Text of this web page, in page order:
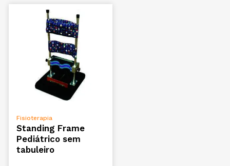
VER OPÇÕES
Fisioterapia
Standing Frame
Pediátrico sem
tabuleiro